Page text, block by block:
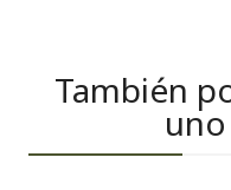
También